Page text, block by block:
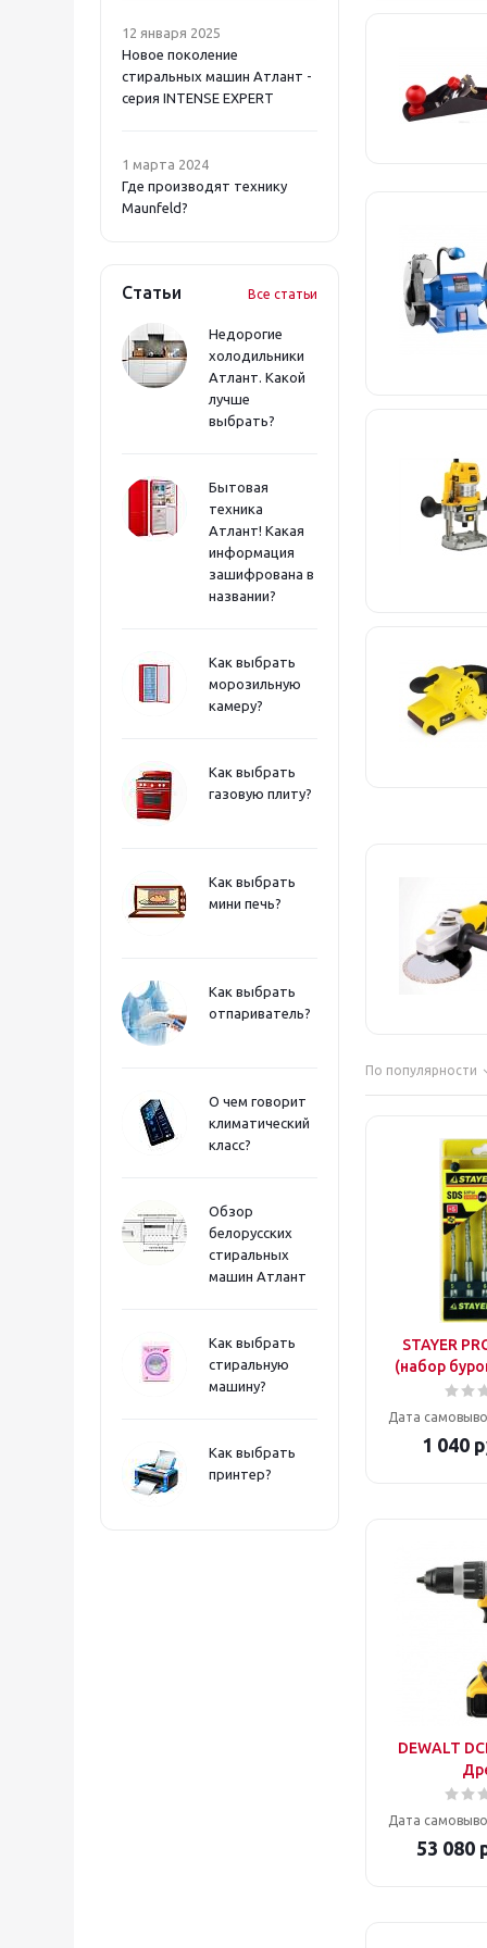
Ресанта (55
РОКОТ (1)
СОЮЗ (1 )
Sparta (1)
ZITREK ( 5
ВИХРЬ (113)
ДИОЛД (
Победа (
7 )
Ресанта ( 55)
РОКОТ (
1)
12 января 2025
Новое поколение
стиральных машин Атлант -
серия INTENSE EXPERT
1 марта 2024
Где производят технику
Maunfeld?
Статьи Все статьи
Недорогие
холодильники
Атлант. Какой
лучше
выбрать?
Бытовая
техника
Атлант! Какая
информация
зашифрована в
названии?
Как выбрать
морозильную
камеру?
Как выбрать
газовую плиту?
Как выбрать
мини печь?
Как выбрать
отпариватель?
О чем говорит
климатический
класс?
Обзор
белорусских
стиральных
машин Атлант
Как выбрать
стиральную
машину?
Как выбрать
принтер?
По популярности
STAYER
(набор
Дата
1 040
DEWALT
Дата
53 080